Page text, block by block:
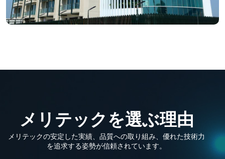
メ リ テックを選ぶ理由
メリテックの安定した実績、品質への取り組み、優れた技術力
を追求する姿勢が信頼されています。